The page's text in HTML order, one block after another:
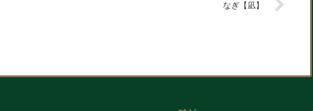
なぎ【凪】